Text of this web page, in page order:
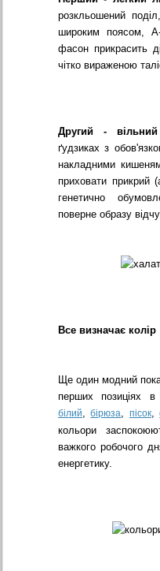
розкльошений
широким поясом, А-
фасон прикрасить
чітко вираженою
Другий -
ґудзиках з
накладними
приховати прикрий
генетично
поверне образу
Все визначає колір
Ще один модний
перших позиціях в
білий,бірюза, пісок,
кольори
важкого робочого
енергетику.